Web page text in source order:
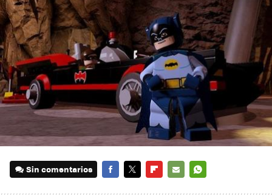
Sin comentarios